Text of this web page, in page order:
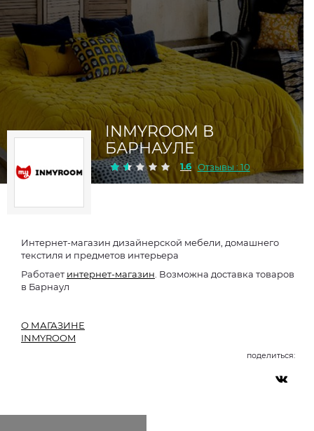
INMYROOM В
БАРНАУЛЕ
1.6 Отзывы : 10
Интернет-магазин дизайнерской мебели, домашнего
текстиля и предметов интерьера
Работаетинтернет-магазин . Возможна доставка товаров
в Барнаул
О МАГАЗИНЕ
INMYROOM
поделиться: